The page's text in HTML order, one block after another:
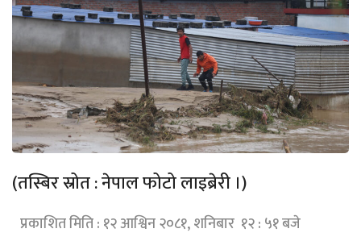
(तस्बिर स्रोत : नेपाल फोटो लाइब्रेरी ।)
प्रकाशित मिति : १२ आश्विन २०८१, शनिबार १२ : ५१ बजे